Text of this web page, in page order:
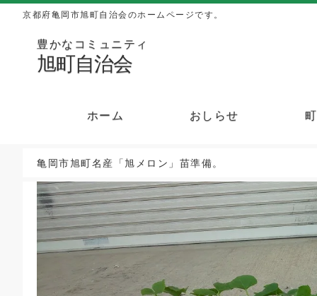
京都府亀岡市旭町自治会のホームページです。
豊かなコミュニティ
旭町自治会
ホーム おしらせ
亀岡市旭町名産「旭メロン」苗準備。